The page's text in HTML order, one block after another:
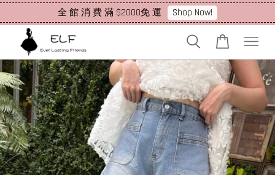
全 館 消 費 滿 $2000免 運 Shop Now!